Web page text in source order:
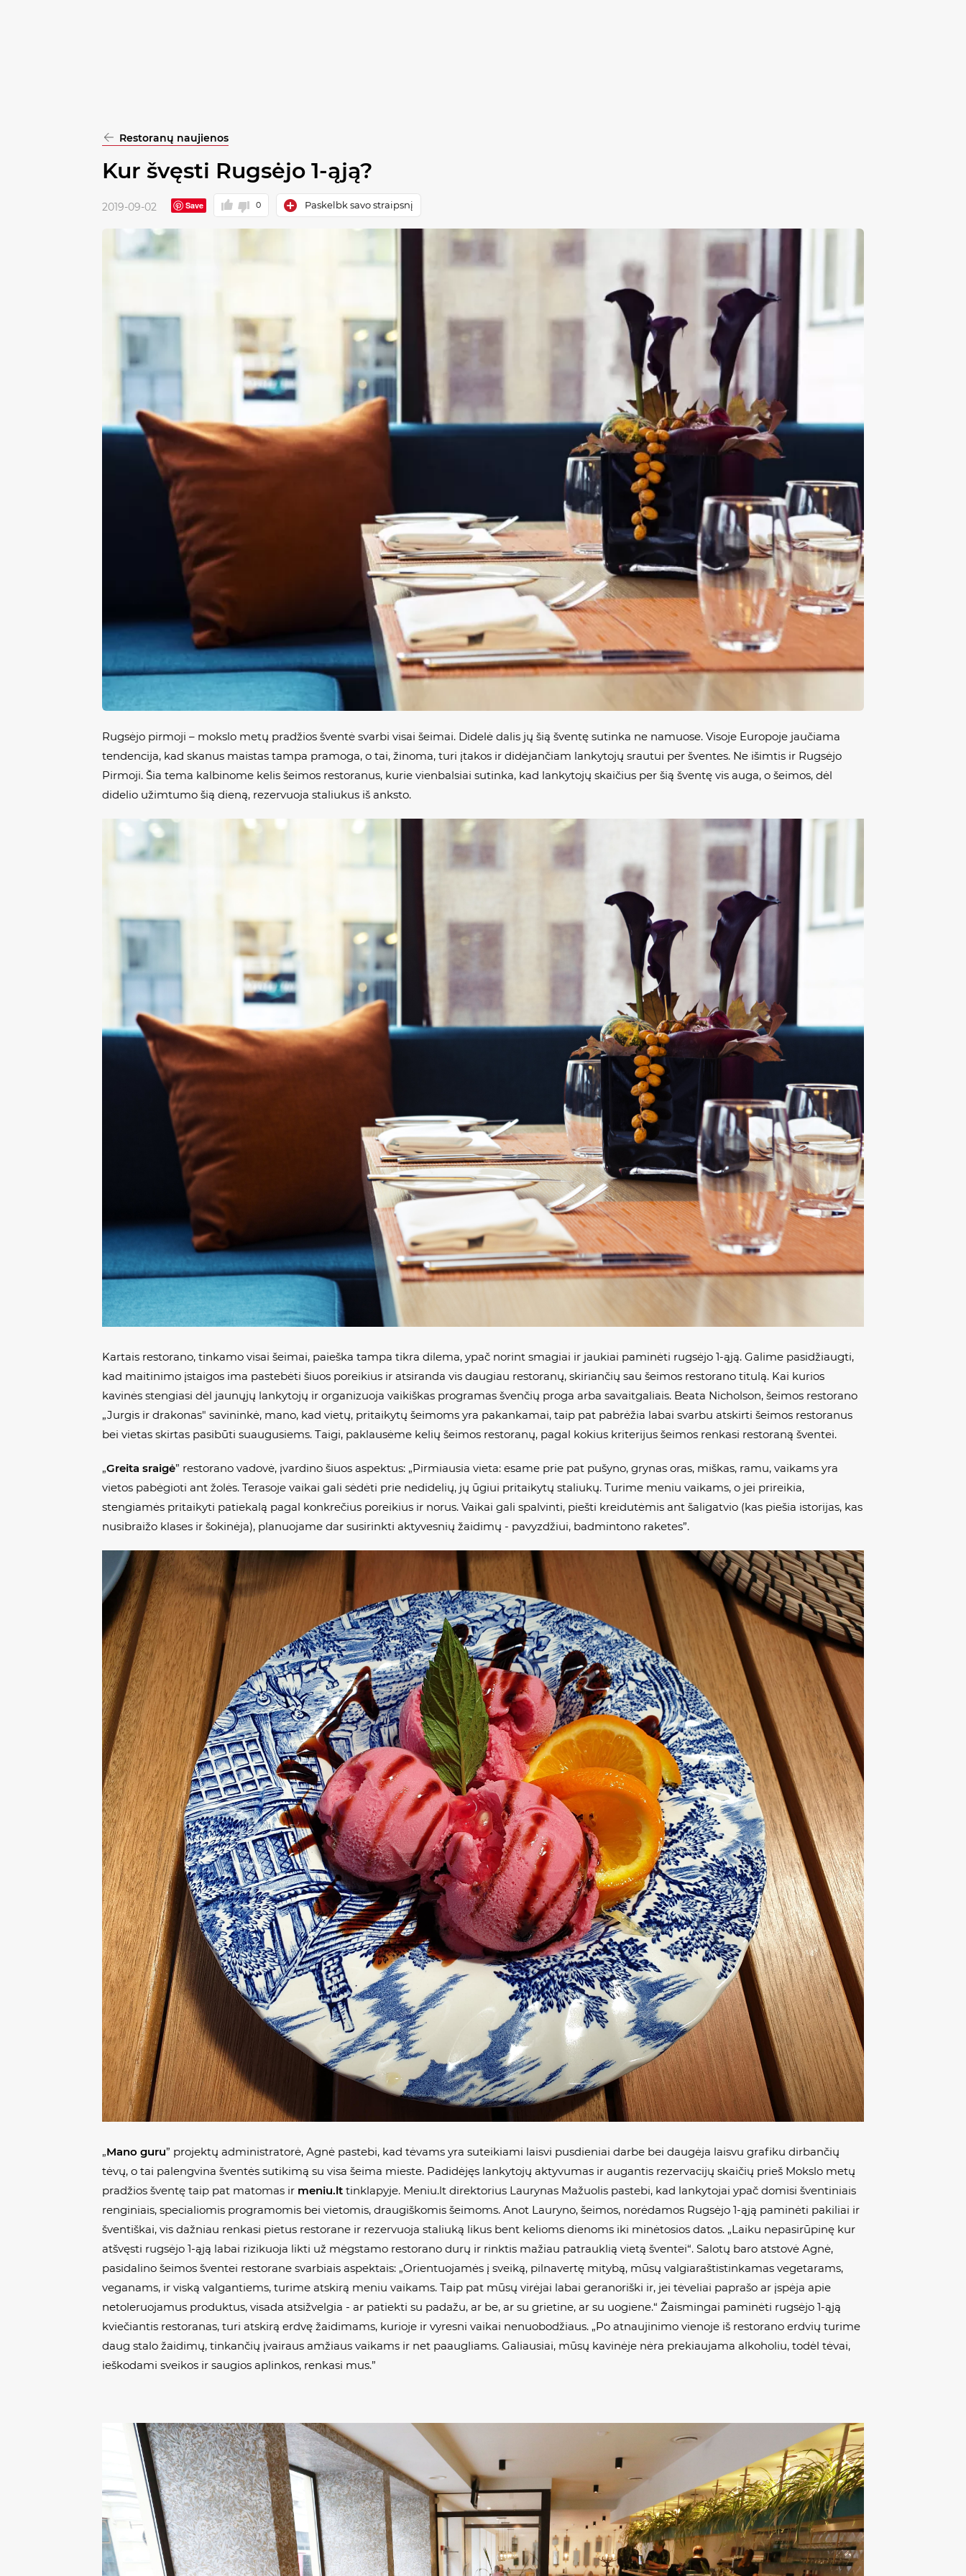
Restoranų naujienos
Kur švęsti Rugsėjo 1-ąją?
2019-09-02 Save 0 Paskelbk savo straipsnį
Rugsėjo pirmoji – mokslo metų pradžios šventė svarbi visai šeimai. Didelė dalis jų šią šventę sutinka ne namuose. Visoje Europoje jaučiama
tendencija, kad skanus maistas tampa pramoga, o tai, žinoma, turi įtakos ir didėjančiam lankytojų srautui per šventes. Ne išimtis ir Rugsėjo
Pirmoji. Šia tema kalbinome kelis šeimos restoranus, kurie vienbalsiai sutinka, kad lankytojų skaičius per šią šventę vis auga, o šeimos, dėl
didelio užimtumo šią dieną, rezervuoja staliukus iš anksto.
Kartais restorano, tinkamo visai šeimai, paieška tampa tikra dilema, ypač norint smagiai ir jaukiai paminėti rugsėjo 1-ąją. Galime pasidžiaugti,
kad maitinimo įstaigos ima pastebėti šiuos poreikius ir atsiranda vis daugiau restoranų, skiriančių sau šeimos restorano titulą. Kai kurios
kavinės stengiasi dėl jaunųjų lankytojų ir organizuoja vaikiškas programas švenčių proga arba savaitgaliais. Beata Nicholson, šeimos restorano
„Jurgis ir drakonas" savininkė, mano, kad vietų, pritaikytų šeimoms yra pakankamai, taip pat pabrėžia labai svarbu atskirti šeimos restoranus
bei vietas skirtas pasibūti suaugusiems. Taigi, paklausėme kelių šeimos restoranų, pagal kokius kriterijus šeimos renkasi restoraną šventei.
„Greita sraigė” restorano vadovė, įvardino šiuos aspektus: „Pirmiausia vieta: esame prie pat pušyno, grynas oras, miškas, ramu, vaikams yra
vietos pabėgioti ant žolės. Terasoje vaikai gali sėdėti prie nedidelių, jų ūgiui pritaikytų staliukų. Turime meniu vaikams, o jei prireikia,
stengiamės pritaikyti patiekalą pagal konkrečius poreikius ir norus. Vaikai gali spalvinti, piešti kreidutėmis ant šaligatvio (kas piešia istorijas, kas
nusibraižo klases ir šokinėja), planuojame dar susirinkti aktyvesnių žaidimų - pavyzdžiui, badmintono raketes”.
„Mano guru” projektų administratorė, Agnė pastebi, kad tėvams yra suteikiami laisvi pusdieniai darbe bei daugėja laisvu grafiku dirbančių
tėvų, o tai palengvina šventės sutikimą su visa šeima mieste. Padidėjęs lankytojų aktyvumas ir augantis rezervacijų skaičių prieš Mokslo metų
pradžios šventę taip pat matomas ir meniu.lt tinklapyje. Meniu.lt direktorius Laurynas Mažuolis pastebi, kad lankytojai ypač domisi šventiniais
renginiais, specialiomis programomis bei vietomis, draugiškomis šeimoms. Anot Lauryno, šeimos, norėdamos Rugsėjo 1-ąją paminėti pakiliai ir
šventiškai, vis dažniau renkasi pietus restorane ir rezervuoja staliuką likus bent kelioms dienoms iki minėtosios datos. „Laiku nepasirūpinę kur
atšvęsti rugsėjo 1-ąją labai rizikuoja likti už mėgstamo restorano durų ir rinktis mažiau patrauklią vietą šventei“. Salotų baro atstovė Agnė,
pasidalino šeimos šventei restorane svarbiais aspektais: „Orientuojamės į sveiką, pilnavertę mitybą, mūsų valgiaraštistinkamas vegetarams,
veganams, ir viską valgantiems, turime atskirą meniu vaikams. Taip pat mūsų virėjai labai geranoriški ir, jei tėveliai paprašo ar įspėja apie
netoleruojamus produktus, visada atsižvelgia - ar patiekti su padažu, ar be, ar su grietine, ar su uogiene.“ Žaismingai paminėti rugsėjo 1-ąją
kviečiantis restoranas, turi atskirą erdvę žaidimams, kurioje ir vyresni vaikai nenuobodžiaus. „Po atnaujinimo vienoje iš restorano erdvių turime
daug stalo žaidimų, tinkančių įvairaus amžiaus vaikams ir net paaugliams. Galiausiai, mūsų kavinėje nėra prekiaujama alkoholiu, todėl tėvai,
ieškodami sveikos ir saugios aplinkos, renkasi mus.”